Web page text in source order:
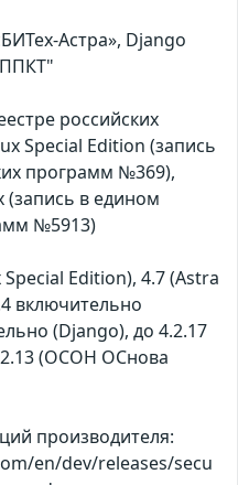
Астра», Django
российских
Special Edition (запись
программ №369),
в едином
№5913)
Edition), 4.7 (Astra
включительно
(Django), до 4.2.17
(ОСОН ОСнова
производителя:
en/dev/releases/secu